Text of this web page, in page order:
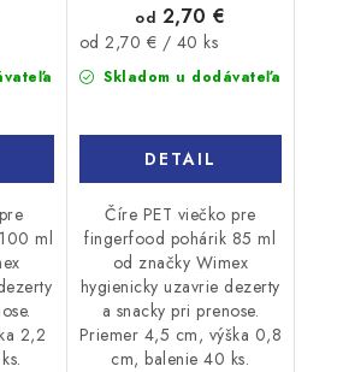
ml
2,2
Skladom u dodávateľa
od 2,70 €
Jednotková
cena:
od 2,70 € / 40 ks
DETAIL
Číre PET viečko pre
fingerfood pohárik 85 ml
od značky Wimex
hygienicky uzavrie dezerty
a snacky pri prenose.
Priemer 4,5 cm, výška 0,8
cm, balenie 40 ks.